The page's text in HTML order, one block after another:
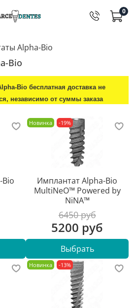
0
Alpha-Bio
Bio
Bio бесплатная доставка не
независимо от суммы заказа
Новинка -19%
Имплантат Alpha-Bio
MultiNeO™ Powered by
NiNA™
6450 руб
5200 руб
Выбрать
Новинка -13%